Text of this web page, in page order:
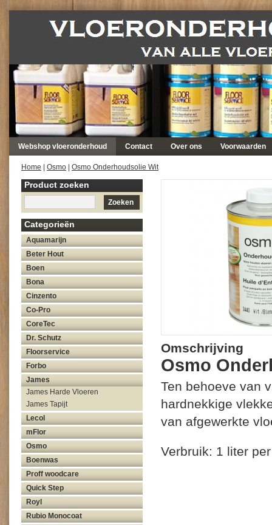
Webshop vloeronderhoud Contact Over ons Voorwaarden
Home Osmo Osmo Onderhoudsolie Wit
Product zoeken
Zoeken
Categorieën
Aquamarijn
Beter Hout
Boen
Bona
Cinzento
Co-Pro
CoreTec
Dr. Schutz
Floorservice
Forbo
James
James Harde Vloeren
James Tapijt
Lecol
mFlor
Osmo
Boenwas
Proff woodcare
Quick Step
Royl
Rubio Monocoat
Omschrijving
Osmo
Ten behoeve van
hardnekkige
van afgewerkte
Verbruik: 1 liter